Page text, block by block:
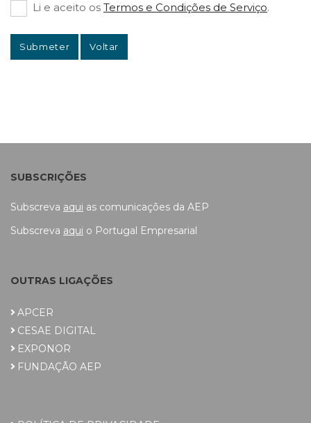
Li e aceito os Termos e Condições de Serviço.
Submeter Voltar
SUBSCRIÇÕES
Subscreva aqui as comunicações da AEP
Subscreva aqui o Portugal Empresarial
OUTRAS LIGAÇÕES
APCER
CESAE DIGITAL
EXPONOR
FUNDAÇÃO AEP